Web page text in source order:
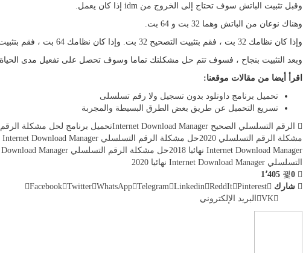
وقبل تثبيت الباتش سوف تحتاج إلى الخروج من idm إذا كان يعمل.
وهناك نوعان من الباتش وهما 32 بت و 64 بت.
وإذا كان نظامك 32 بت ، فقم بتثبيت التصحيح 32 بت. وإذا كان نظامك 64 بت ، فقم بتثبيت تصحيح 64 بت.
وبعد التثبيت بنجاح ، فسوف تتم حل مشكلتك تماما وسوف تحصل على تفعيل مدى الحياة
اقرأ أيضا من مقالات موقعنا:
تحميل برنامج داونلود بدون تسجيل ولا رقم تسلسلى
تسريع التحميل عن طريق بعض الطرق البسيطة والمجربة
الرقم التسلسلي الصحيح Internet Download Manager
تحميل برنامج لحل مشكلة الرقم
مشكلة الرقم التسلسلي 2020
حل مشكلة الرقم التسلسلي Internet Download Manager مدى الحياة
Internet Download Manager نهائيا 2018
حل مشكلة الرقم التسلسلي Internet Download Manager نهائيا 2019
التسلسلي Internet Download Manager نهائيا 2020
0
1٬405
شارك
Facebook Twitter WhatsApp Telegram Linkedin ReddIt Pinterest
VK البريد الإلكتروني